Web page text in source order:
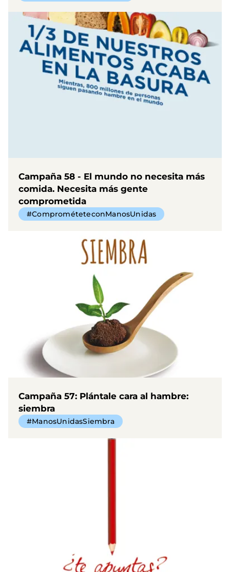
Campaña 58 - El mundo no necesita más
comida. Necesita más gente
comprometida
#ComprométeteconManosUnidas
Campaña 57: Plántale cara al hambre:
siembra
#ManosUnidasSiembra